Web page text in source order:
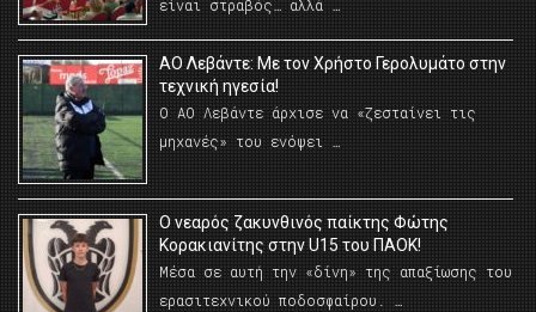
είναι στραβός… αλλά …
ΑΟ Λεβάντε: Με τον Χρήστο Γερολυμάτο στην
τεχνική ηγεσία!
Ο ΑΟ Λεβάντε άρχισε να «ζεσταίνει τις
μηχανές» του ενόψει …
O νεαρός ζακυνθινός παίκτης Φώτης
Κορακιανίτης στην U15 του ΠΑΟΚ!
Μέσα σε αυτή την «δίνη» της απαξίωσης του
ερασιτεχνικού ποδοσφαίρου. …